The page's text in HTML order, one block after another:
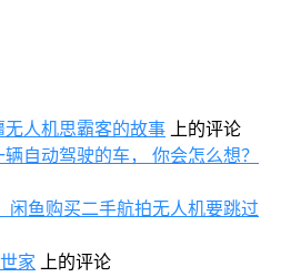
无人机思霸客的故事 上的评论
自动驾驶的车， 你会怎么想？
闲鱼购买二手航拍无人机要跳过
家 上的评论